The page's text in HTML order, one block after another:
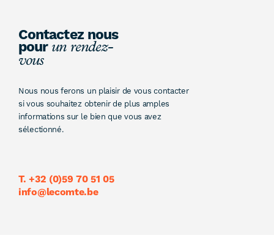
Contactez nous
pour un rendez-
vous
Nous nous ferons un plaisir de vous contacter
si vous souhaitez obtenir de plus amples
informations sur le bien que vous avez
sélectionné.
T. +32 (0)59 70 51 05
info@lecomte.be